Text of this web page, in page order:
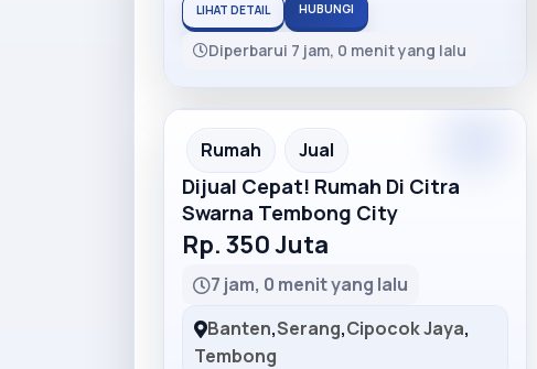
LIHAT DETAIL HUBUNGI
Diperbarui 7 jam, 0 menit yang lalu
Rumah Jual
Dijual Cepat! Rumah Di Citra
Swarna Tembong City
Rp. 350 Juta
7 jam, 0 menit yang lalu
Banten,Serang,Cipocok Jaya,
Tembong